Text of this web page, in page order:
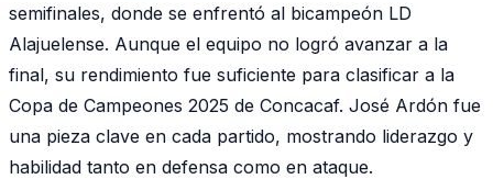
semifinales, donde se enfrentó al bicampeón LD
Alajuelense. Aunque el equipo no logró avanzar a la
final, su rendimiento fue suficiente para clasificar a la
Copa de Campeones 2025 de Concacaf. José Ardón fue
una pieza clave en cada partido, mostrando liderazgo y
habilidad tanto en defensa como en ataque.